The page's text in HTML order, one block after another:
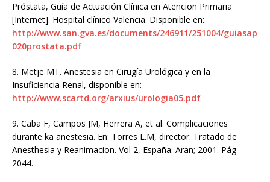
Próstata, Guía de Actuación Clínica en Atencion Primaria
[Internet]. Hospital clínico Valencia. Disponible en:
http://www.san.gva.es/documents/246911/251004/guiasap
020prostata.pdf
8. Metje MT. Anestesia en Cirugía Urológica y en la
Insuficiencia Renal, disponible en:
http://www.scartd.org/arxius/urologia05.pdf
9. Caba F, Campos JM, Herrera A, et al. Complicaciones
durante ka anestesia. En: Torres L.M, director. Tratado de
Anesthesia y Reanimacion. Vol 2, España: Aran; 2001. Pág
2044.